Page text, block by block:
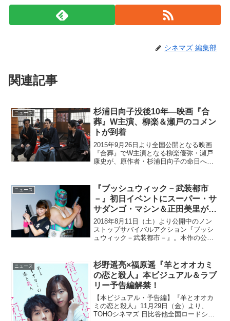
シネマズ 編集部
関連記事
ニュース
杉浦日向子没後10年―映画『合
葬』W主演、柳楽＆瀬戸のコメン
トが到着
2015年9月26日より全国公開となる映画
『合葬』でW主演となる柳楽優弥・瀬戸
康史が、原作者・杉浦日向子の命日へ寄
日本漫画家協会賞優秀賞を受賞した杉浦
日向子の同名傑作の...
ニュース
『ブッシュウィック－武装都市
－』初日イベントにスーパー・サ
サダンゴ・マシン＆正田美里が登
場！
2018年8月11日（土）より公開中のノン
ストップサバイバルアクション『ブッシ
ュウィック－武装都市－』。本作の公開
マシンとミリタリー女子・正田美里が登
壇した。何の前触れ...
ニュース
杉野遥亮×福原遥『羊とオオカミ
の恋と殺人』本ビジュアル＆ラブ
リー予告編解禁！
【本ビジュアル・予告編】『羊とオオカ
ミの恋と殺人』11月29日（金）より、
TOHOシネマズ 日比谷他全国ロードショ